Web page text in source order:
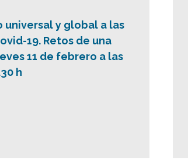
universal y global a las
19. Retos de una
11 de febrero a las
h